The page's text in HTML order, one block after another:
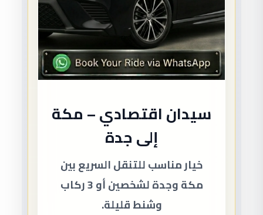
سيدان اقتصادي – مكة
إلى جدة
خيار مناسب للتنقل السريع بين
مكة وجدة لشخصين أو 3 ركاب
وشنط قليلة.